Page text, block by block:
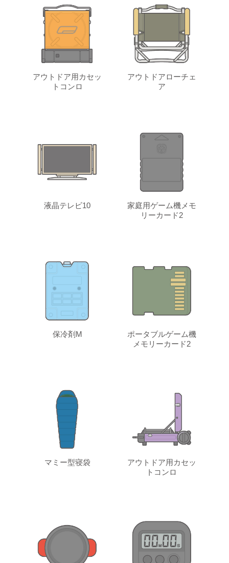
アウトドア用カセッ
トコンロ
アウトドアローチェ
ア
液晶テレビ10
家庭用ゲーム機メモ
リーカード2
保冷剤M
ポータブルゲーム機
メモリーカード2
マミー型寝袋
アウトドア用カセッ
トコンロ